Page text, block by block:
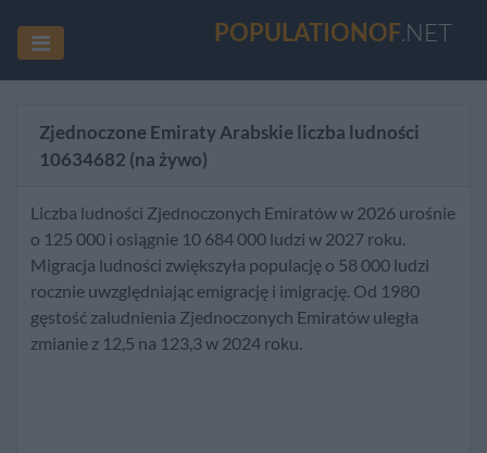
POPULATIONOF.NET
Zjednoczone Emiraty Arabskie liczba ludności
10634682 (na żywo)
Liczba ludności Zjednoczonych Emiratów w 2026 urośnie
o 125 000 i osiągnie 10 684 000 ludzi w 2027 roku.
Migracja ludności zwiększyła populację o 58 000 ludzi
rocznie uwzględniając emigrację i imigrację. Od 1980
gęstość zaludnienia Zjednoczonych Emiratów uległa
zmianie z 12,5 na 123,3 w 2024 roku.